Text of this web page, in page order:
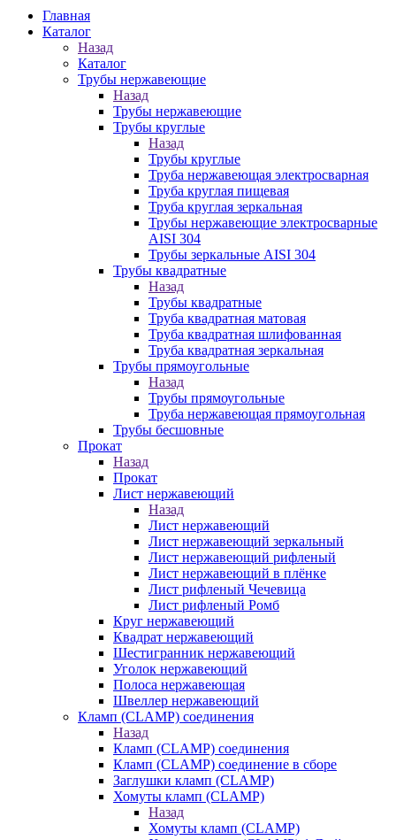
Главная
Каталог
Назад
Каталог
Трубы нержавеющие
Назад
Трубы нержавеющие
Трубы круглые
Назад
Трубы круглые
Труба нержавеющая электросварная
Труба круглая пищевая
Труба круглая зеркальная
Трубы нержавеющие электросварные
AISI 304
Трубы зеркальные AISI 304
Трубы квадратные
Назад
Трубы квадратные
Труба квадратная матовая
Труба квадратная шлифованная
Труба квадратная зеркальная
Трубы прямоугольные
Назад
Трубы прямоугольные
Труба нержавеющая прямоугольная
Трубы бесшовные
Прокат
Назад
Прокат
Лист нержавеющий
Назад
Лист нержавеющий
Лист нержавеющий зеркальный
Лист нержавеющий рифленый
Лист нержавеющий в плёнке
Лист рифленый Чечевица
Лист рифленый Ромб
Круг нержавеющий
Квадрат нержавеющий
Шестигранник нержавеющий
Уголок нержавеющий
Полоса нержавеющая
Швеллер нержавеющий
Кламп (CLAMP) соединения
Назад
Кламп (CLAMP) соединения
Кламп (CLAMP) соединение в сборе
Заглушки кламп (CLAMP)
Хомуты кламп (CLAMP)
Назад
Хомуты кламп (CLAMP)